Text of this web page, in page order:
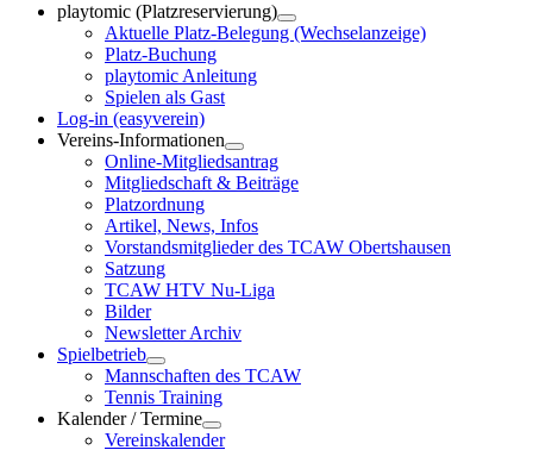
playtomic (Platzreservierung)
Aktuelle Platz-Belegung (Wechselanzeige)
Platz-Buchung
playtomic Anleitung
Spielen als Gast
Log-in (easyverein)
Vereins-Informationen
Online-Mitgliedsantrag
Mitgliedschaft & Beiträge
Platzordnung
Artikel, News, Infos
Vorstandsmitglieder des TCAW Obertshausen
Satzung
TCAW HTV Nu-Liga
Bilder
Newsletter Archiv
Spielbetrieb
Mannschaften des TCAW
Tennis Training
Kalender / Termine
Vereinskalender